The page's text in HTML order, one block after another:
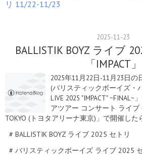
2025-11-23
BALLISTIK BOYZ ライブ
「IMPACT」
2025年11月22日-11月23日の
(バリスティックボーイズ・
LIVE 2025 "IMPACT"
アツアー コンサート ライブ
TOKYO (トヨタアリーナ東京)」で開催し
# BALLISTIK BOYZ ライブ 2025 セトリ
# バリスティックボーイズ ライブ 2025